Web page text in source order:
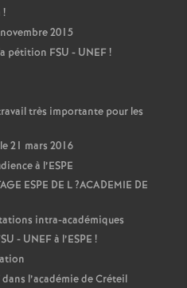
!
2015
pétition FSU - UNEF!
très importante pour les
21 mars 2016
à l’ESPE
ESPE DE L?ACADEMIE DE
intra-académiques
- UNEFà l’ESPE !
l’académie de Créteil